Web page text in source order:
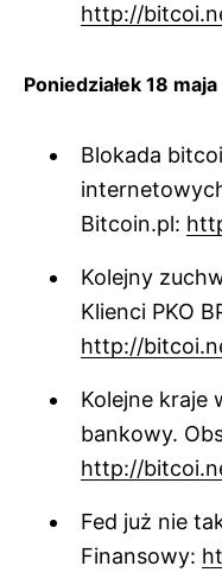
http://
Poniedziałek 18 maja
Blokada
Bitcoin.pl:
Kolejny
Klienci PKO
http://
Kolejne kraje
bankowy.
http://
Fed już nie
Finansowy: